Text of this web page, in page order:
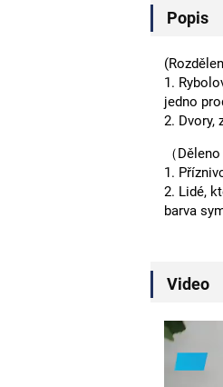
Popis
1.
jedno
2. Dvory,
（
1.
2. Lidé,
barva
Video